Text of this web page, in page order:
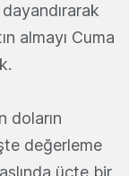
almayı Cuma
doların
değerleme
üçte bir